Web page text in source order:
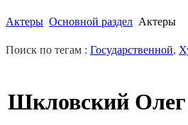
Актеры Основной раздел Актеры
Поиск по тегам : Государственной,
Шкловский Олег